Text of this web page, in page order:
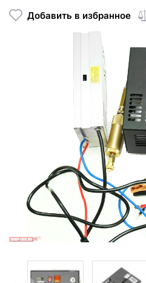
Добавить в избранное